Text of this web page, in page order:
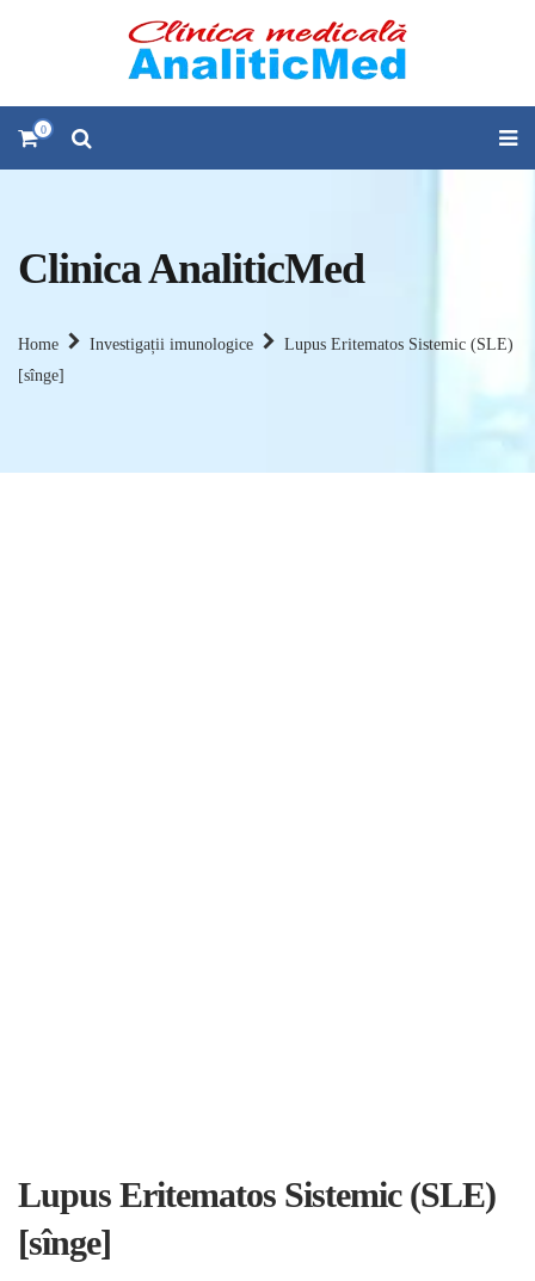
0
Clinica AnaliticMed
Home Investigații imunologice
Lupus Eritematos Sistemic (SLE)
[sînge]
Lupus Eritematos Sistemic (SLE)
[sînge]